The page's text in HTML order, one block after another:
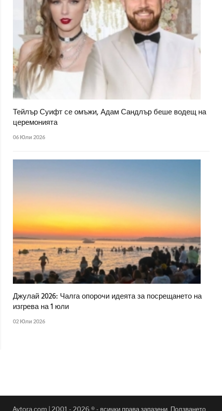
Тейлър Суифт се омъжи, Адам Сандлър беше водещ на
церемонията
06 Юли 2026
Джулай 2026: Чалга опорочи идеята за посрещането на
изгрева на 1 юли
02 Юли 2026
Avtora.com | 2001 - 2026 ® - всички права запазени. Ползването